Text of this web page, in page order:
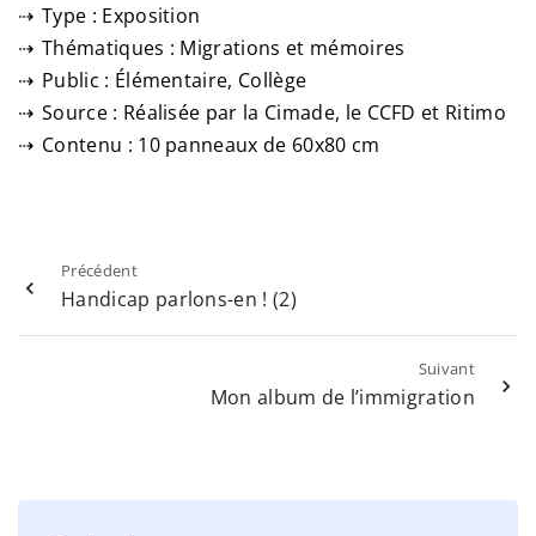
Type : Exposition
Thématiques : Migrations et mémoires
Public : Élémentaire, Collège
Source : Réalisée par la Cimade, le CCFD et Ritimo
Contenu : 10 panneaux de 60x80 cm
Précédent
Handicap parlons-en ! (2)
Suivant
Mon album de l’immigration